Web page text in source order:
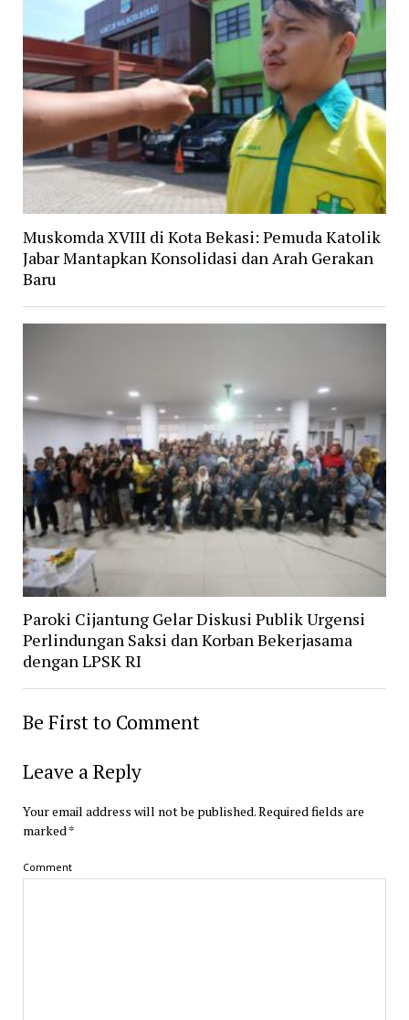
Muskomda XVIII di Kota Bekasi: Pemuda Katolik
Jabar Mantapkan Konsolidasi dan Arah Gerakan
Baru
Paroki Cijantung Gelar Diskusi Publik Urgensi
Perlindungan Saksi dan Korban Bekerjasama
dengan LPSK RI
Be First to Comment
Leave a Reply
Your email address will not be published.Required fields are
marked*
Comment